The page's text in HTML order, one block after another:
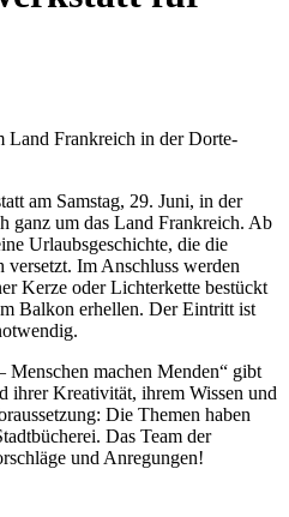
Land Frankreich in der Dorte-
am Samstag, 29. Juni, in der
ganz um das Land Frankreich. Ab
Urlaubsgeschichte, die die
versetzt. Im Anschluss werden
Kerze oder Lichterkette bestückt
Balkon erhellen. Der Eintritt ist
Menschen machen Menden“ gibt
ihrer Kreativität, ihrem Wissen und
Die Themen haben
Das Team der
und Anregungen!